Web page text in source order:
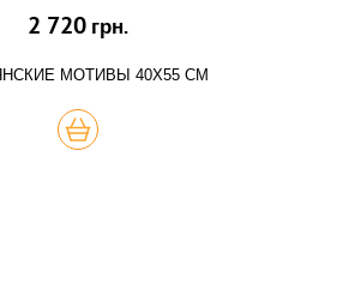
2 720 грн.
МОТИВЫ 40Х55 СМ
КУПИТЬ